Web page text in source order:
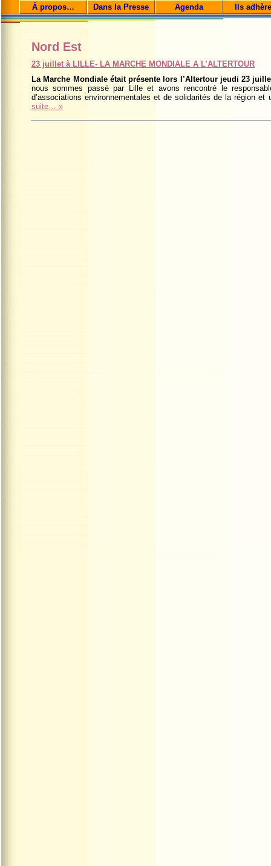
À propos… Dans la Presse Agenda Ils
Nord Est
23 juillet à LILLE- LA MARCHE MONDIALE A L’ALTERTOUR
La Marche Mondiale était présente lors l’Altertour jeudi 23
nous sommes passé par Lille et avons rencontré le
d’associations environnementales et de solidarités de la région
suite… »